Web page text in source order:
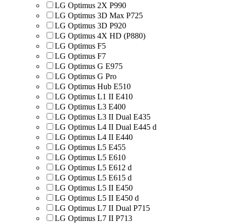
LG Optimus 2X P990
LG Optimus 3D Max P725
LG Optimus 3D P920
LG Optimus 4X HD (P880)
LG Optimus F5
LG Optimus F7
LG Optimus G E975
LG Optimus G Pro
LG Optimus Hub E510
LG Optimus L1 II E410
LG Optimus L3 E400
LG Optimus L3 II Dual E435
LG Optimus L4 II Dual E445 d
LG Optimus L4 II E440
LG Optimus L5 E455
LG Optimus L5 E610
LG Optimus L5 E612 d
LG Optimus L5 E615 d
LG Optimus L5 II E450
LG Optimus L5 II E450 d
LG Optimus L7 II Dual P715
LG Optimus L7 II P713